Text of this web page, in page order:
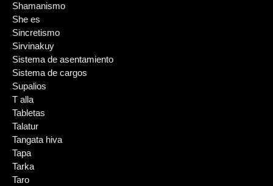
Shamanismo
She es
Sincretismo
Sirvinakuy
Sistema de asentamiento
Sistema de cargos
Supalios
T alla
Tabletas
Talatur
Tangata hiva
Tapa
Tarka
Taro